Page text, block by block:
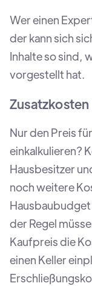
Wer einen
der kann sich
Inhalte so sind,
vorgestellt hat.
Nur den Preis
einkalkulieren?
Hausbesitzer
noch weitere
Hausbaubudget
der Regel
Kaufpreis die
einen Keller